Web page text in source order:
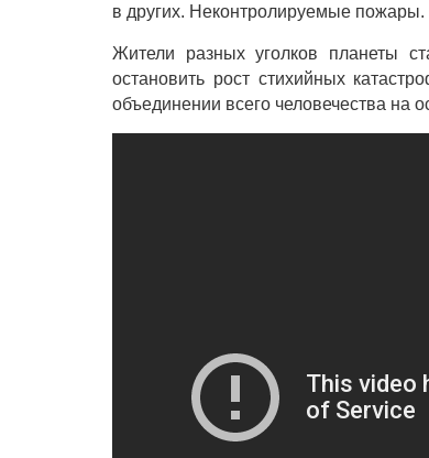
в других. Неконтролируемые
Жители разных уголков планеты
остановить рост стихийных
объединении всего человечества на